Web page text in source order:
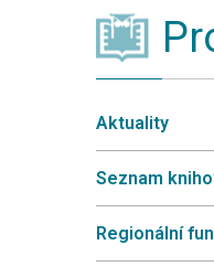
Aktuality
Seznam
Regionální